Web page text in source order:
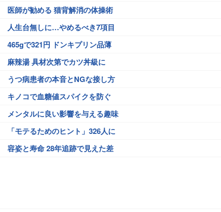
医師が勧める 猫背解消の体操術
人生台無しに…やめるべき7項目
465gで321円 ドンキプリン品薄
麻辣湯 具材次第でカツ丼級に
うつ病患者の本音とNGな接し方
キノコで血糖値スパイクを防ぐ
メンタルに良い影響を与える趣味
「モテるためのヒント」326人に
容姿と寿命 28年追跡で見えた差